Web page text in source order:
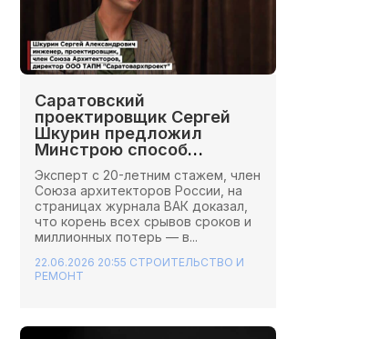
Саратовский
проектировщик Сергей
Шкурин предложил
Минстрою способ
сэкономить миллионы на
стройках
Эксперт с 20-летним стажем, член
Союза архитекторов России, на
страницах журнала ВАК доказал,
что корень всех срывов сроков и
миллионных потерь — в...
22.06.2026 20:55 СТРОИТЕЛЬСТВО И
РЕМОНТ